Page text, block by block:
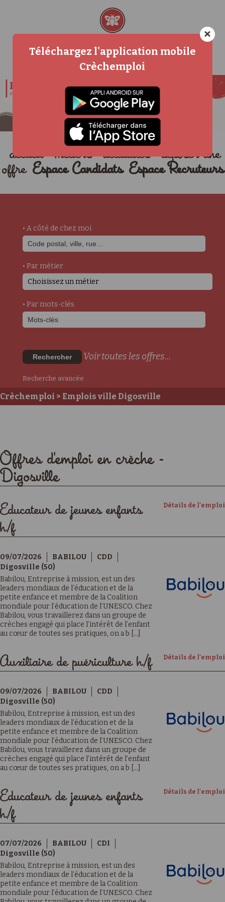
accueil métiers actualités
déposer une
offre Espace Candidats Espace Recruteurs
• A côté de chez moi
• Par métier
Choisissez un métier
• Par mots-clés
Rechercher Voir toutes les offres...
Recherche avancée
Crèchemploi > Emplois ville Digosville
Offres d'emploi en crèche -
Digosville
Détails de l'emploi
Educateur de jeunes enfants
h/f
09/07/2026 BABILOU
CDD
Digosville (50)
Babilou, Entreprise à mission, est un des
leaders mondiaux de l’éducation et de la
petite enfance et membre de la Coalition
mondiale pour l’éducation de l’UNESCO. Chez
Babilou, vous travaillerez dans un groupe de
crèches engagé qui place l’intérêt de l’enfant
au cœur de toutes ses pratiques, on a b [...]
Détails de l'emploi
Auxiliaire de puériculture h/f
09/07/2026 BABILOU
CDD
Digosville (50)
Babilou, Entreprise à mission, est un des
leaders mondiaux de l’éducation et de la
petite enfance et membre de la Coalition
mondiale pour l’éducation de l’UNESCO. Chez
Babilou, vous travaillerez dans un groupe de
crèches engagé qui place l’intérêt de l’enfant
au cœur de toutes ses pratiques, on a b [...]
Détails de l'emploi
Educateur de jeunes enfants
h/f
07/07/2026 BABILOU
CDI
Digosville (50)
Babilou, Entreprise à mission, est un des
leaders mondiaux de l’éducation et de la
petite enfance et membre de la Coalition
mondiale pour l’éducation de l’UNESCO. Chez
×
Téléchargez l'application mobile
Crèchemploi